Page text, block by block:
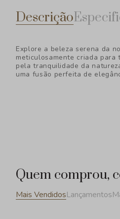
Descrição
Explore a beleza serena da
meticulosamente criada para
pela tranquilidade da
uma fusão perfeita de
Quem comprou,
Mais VendidosLançamentos